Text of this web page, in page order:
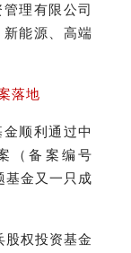
理有限公司
能源、高端
落地
顺利通过中
（备案编号
基金又一只成
股权投资基金